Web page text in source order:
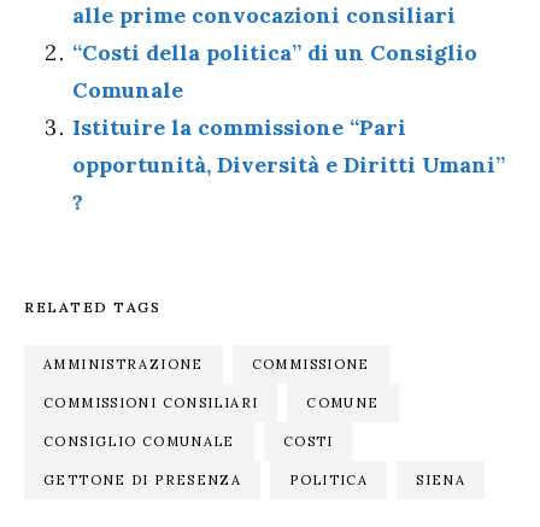
alle prime convocazioni consiliari
“Costi della politica” di un Consiglio
Comunale
Istituire la commissione “Pari
opportunità, Diversità e Diritti Umani”
?
RELATED TAGS
AMMINISTRAZIONE COMMISSIONE
COMMISSIONI CONSILIARI COMUNE
CONSIGLIO COMUNALE COSTI
GETTONE DI PRESENZA POLITICA SIENA